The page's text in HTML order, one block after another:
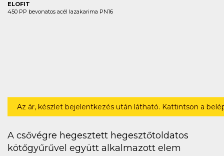
ELOFIT
450 PP bevonatos acél lazakarima PN16
Az ár, készlet bejelentkezés után látható. Kattintson a
A csővégre hegesztett hegesztőtoldatos
kötőgyűrűvel együtt alkalmazott elem